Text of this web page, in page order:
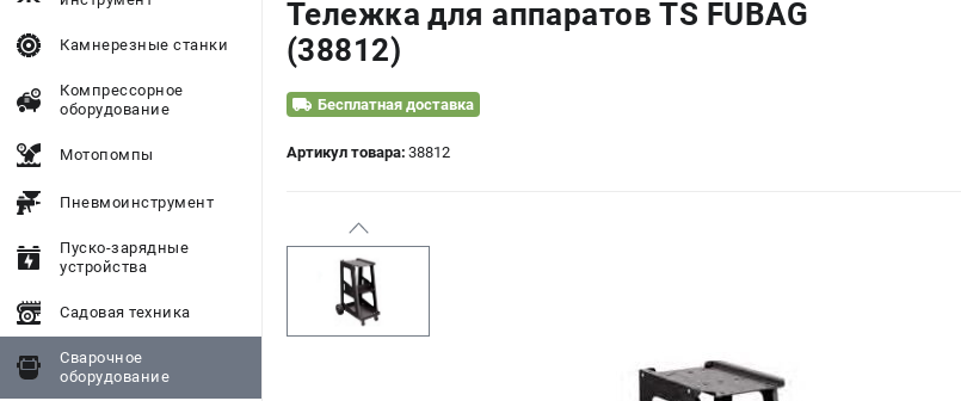
Камнерезные станки
Компрессорное
оборудование
Мотопомпы
Пневмоинструмент
Пуско-зарядные
устройства
Садовая техника
Сварочное
оборудование
Тележка для аппаратов TS FUBAG
(38812)
Бесплатная доставка
Артикул товара: 38812